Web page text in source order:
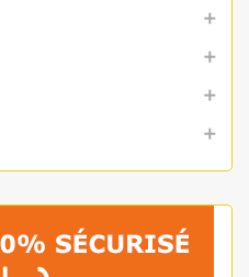
add
add
add
add